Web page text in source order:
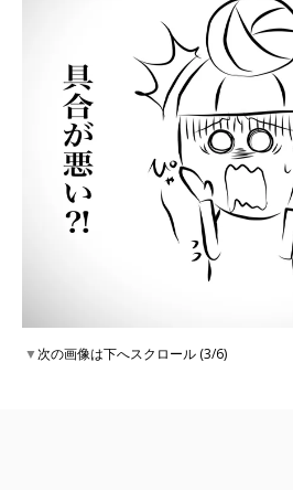
▼次の画像は下へスクロール (3/6)